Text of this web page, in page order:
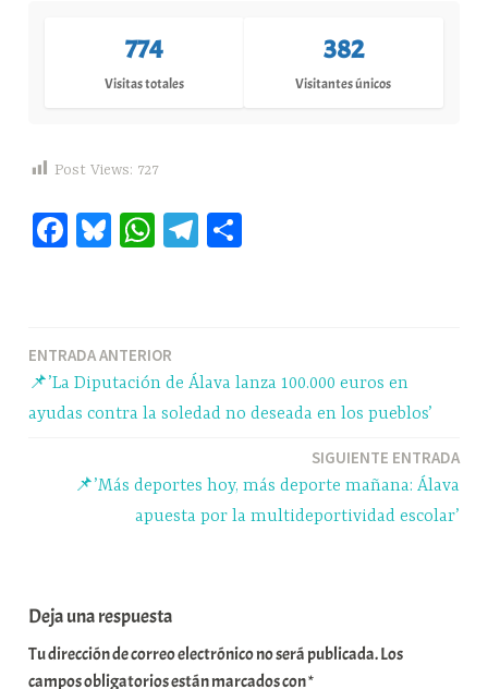
774
Visitas totales
382
Visitantes únicos
Post Views: 727
Fa Bl W
pp
Te
m rti
r
Navegación
ENTRADA ANTERIOR
📌’La Diputación de Álava lanza 100.000 euros en
ayudas contra la soledad no deseada en los pueblos’
SIGUIENTE ENTRADA
📌’Más deportes hoy, más deporte mañana: Álava
apuesta por la multideportividad escolar’
Deja una respuesta
Tu dirección de correo electrónico no será publicada.Los
campos obligatorios están marcados con*